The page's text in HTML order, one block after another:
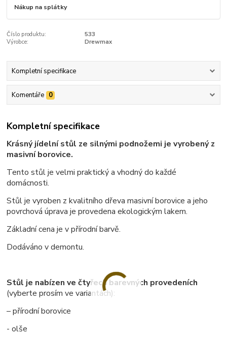
Nákup na splátky
Číslo produktu:
533
Výrobce:
Drewmax
Kompletní specifikace
Komentáře 0
Kompletní specifikace
Krásný jídelní stůl ze silnými podnožemi je vyrobený z
masivní borovice.
Tento stůl je velmi praktický a vhodný do každé
domácnosti.
Stůl je vyroben z kvalitního dřeva masivní borovice a jeho
povrchová úprava je provedena ekologickým lakem.
Základní cena je v přírodní barvě.
Dodáváno v demontu.
Stůl je nabízen ve čtyřech barevných provedeních
(vyberte prosím ve variantách):
– přírodní borovice
- olše